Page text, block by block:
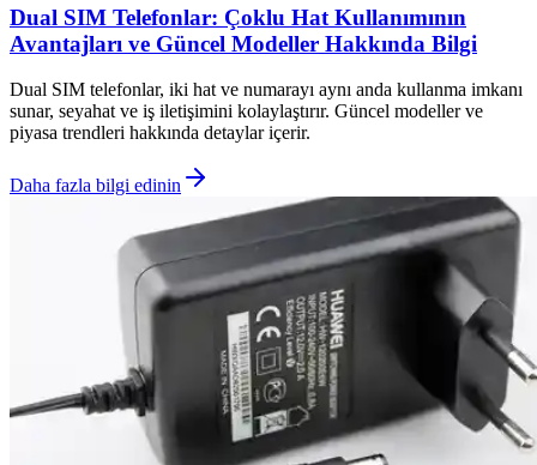
Dual SIM Telefonlar: Çoklu Hat Kullanımının
Avantajları ve Güncel Modeller Hakkında Bilgi
Dual SIM telefonlar, iki hat ve numarayı aynı anda kullanma imkanı
sunar, seyahat ve iş iletişimini kolaylaştırır. Güncel modeller ve
piyasa trendleri hakkında detaylar içerir.
Daha fazla bilgi edinin